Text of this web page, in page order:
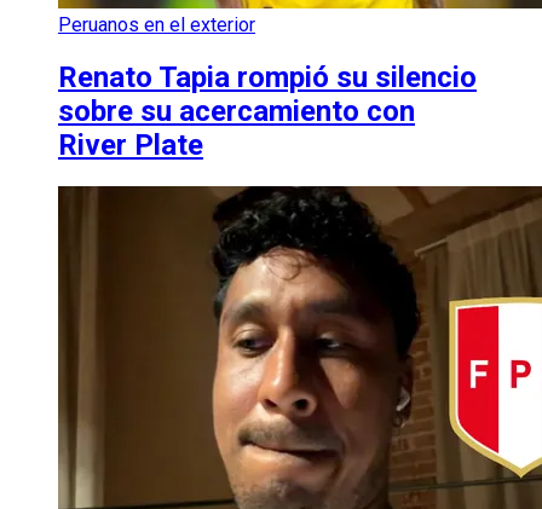
Peruanos en el exterior
Renato Tapia rompió su silencio
sobre su acercamiento con
River Plate